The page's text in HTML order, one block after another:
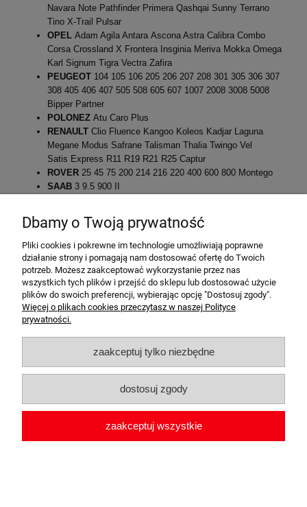
Navara Note Pathfinder Primera Qashqai Sunny Terrano
Tino X-Trail Pulsar
OPEL Adam Agila Antara Ascona Astra Calibra Combo
Corsa Crossland X Frontera Insginia Meriva Mokka Omega
Karl Signum Tigra Vectra Zafira
PEUGEOT 104 105 106 205 206 207 208 301 305 306 307
308 405 406 407 505 508 605 607 1007 2008 3008 5008
Bipper Partner
POLONEZ Atu Caro Plus
RENAULT Clio Fluence Kangoo Koleos Kadjar Laguna
Megane Modus Safrane Talisman Thalia Twingo Vel
Satis Express R11 R19 R21 R25 Captur
ROVER 25 45 75 200 214 216 220 400 600 800 Montego
SAAB 3 9.5 900 II
SUBARU Forester Impreza Legacy Outback Justy XV
SUZUKI
Baleno Vitara Grand Vitara Ignis Jimny Liana
Samurai Swift Vitara SX4 Wagon R Splash Celerio S-Cross
TOYOTAAuris Avensis Corolla Land Cruiser Prius RAV4
Yaris Starlet Carina Hilux Tundra C-HR
VOLKSWAGENAmarok Beetle Bora Caddy Life Golf II III
IV V VI VII Jetta Lupo New Beetle Passat B3 B4 B5 B6 B7
B8 Polo Tiguan Touareg Vento CC Fox
VOLVOS40 S60 S70 S80 S90 V40 V50 V60 V70 V90
XC60 XC90
Dbamy o Twoją prywatność
Pliki cookies i pokrewne im technologie umożliwiają poprawne
działanie strony i pomagają nam dostosować ofertę do Twoich
potrzeb. Możesz zaakceptować wykorzystanie przez nas
wszystkich tych plików i przejść do sklepu lub dostosować użycie
plików do swoich preferencji, wybierając opcję "Dostosuj zgody".
Więcej o plikach cookies przeczytasz w naszej Polityce
prywatności.
zaakceptuj tylko niezbędne
dostosuj zgody
zaakceptuj wszystkie